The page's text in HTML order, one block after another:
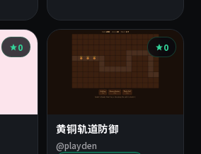
0 0
黄铜轨道防御
@playden